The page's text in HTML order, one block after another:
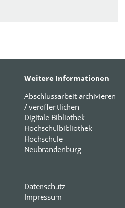
Weitere Informationen
Abschlussarbeit archivieren
/ veröffentlichen
Digitale Bibliothek
Hochschulbibliothek
Hochschule
Neubrandenburg
Datenschutz
Impressum